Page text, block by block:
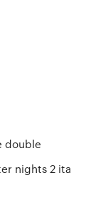
double
nights 2 ita